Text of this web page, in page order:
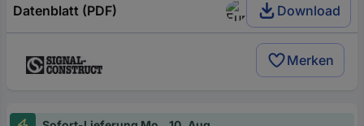
Datenblatt (PDF) Download
Merken